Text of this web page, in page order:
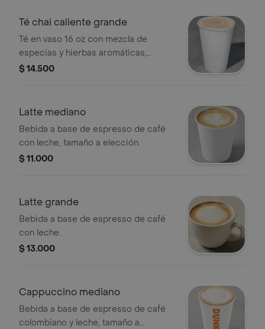
Té chai caliente grande
Té en vaso 16 oz con mezcla de
especias y hierbas aromáticas,
tamaño a elección.
$ 14.500
Latte mediano
Bebida a base de espresso de café
con leche, tamaño a elección.
$ 11.000
Latte grande
Bebida a base de espresso de café
con leche.
$ 13.000
Cappuccino mediano
Bebida a base de espresso de café
colombiano y leche, tamaño a